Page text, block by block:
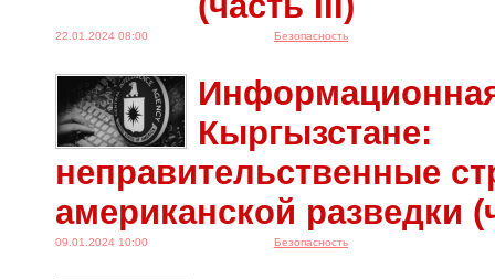
22.01.2024 08:00 Безопасность
Кыргызстане:
неправительственные
американской разведки
09.01.2024 10:00 Безопасность